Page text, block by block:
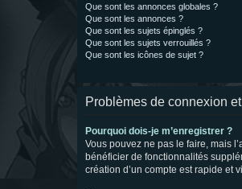
Que sont les annonces globales ?
Que sont les annonces ?
Que sont les sujets épinglés ?
Que sont les sujets verrouillés ?
Que sont les icônes de sujet ?
Problèmes de connexion
Pourquoi dois-je m’enregistrer ?
Vous pouvez ne pas le faire, mais
bénéficier de fonctionnalités
création d’un compte est rapide et